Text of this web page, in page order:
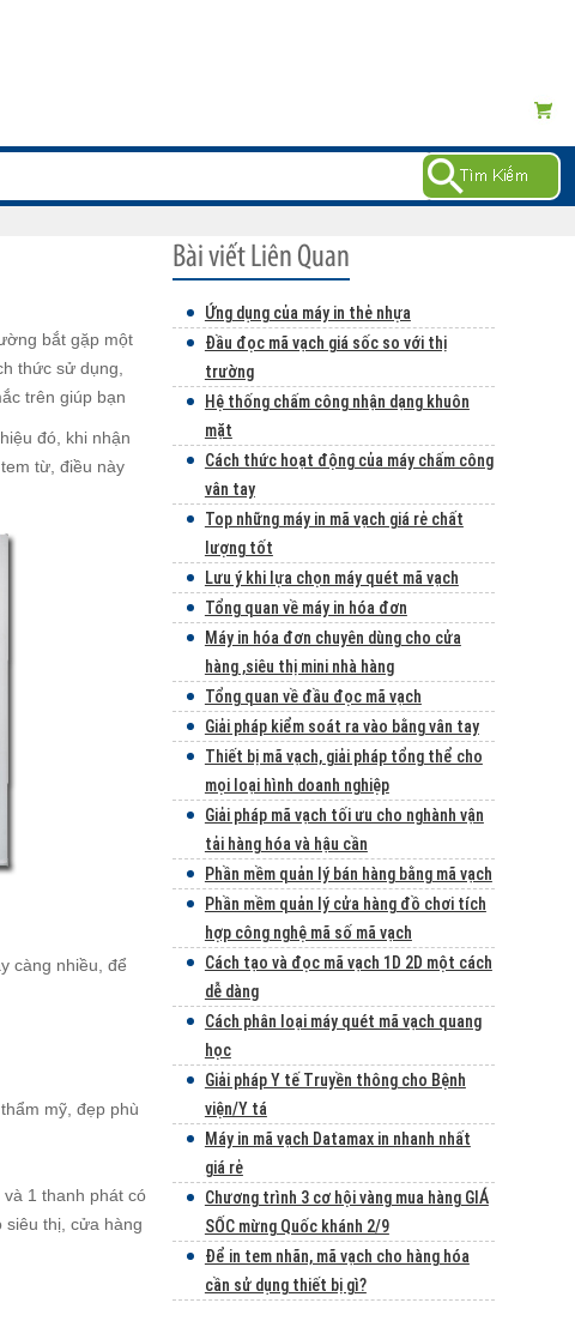
bắt gặp một
thức sử dụng,
trên giúp bạn
đó, khi nhận
từ, điều này
càng nhiều, để
mỹ, đẹp phù
1 thanh phát có
siêu thị, cửa hàng
Ứng dụng của máy in thẻ nhựa
Đầu đọc mã vạch giá sốc so với thị
trường
Hệ thống chấm công nhận dạng khuôn
mặt
Cách thức hoạt động của máy chấm công
vân tay
Top những máy in mã vạch giá rẻ chất
lượng tốt
Lưu ý khi lựa chọn máy quét mã vạch
Tổng quan về máy in hóa đơn
Máy in hóa đơn chuyên dùng cho cửa
hàng ,siêu thị mini nhà hàng
Tổng quan về đầu đọc mã vạch
Giải pháp kiểm soát ra vào bằng vân tay
Thiết bị mã vạch, giải pháp tổng thể cho
mọi loại hình doanh nghiệp
Giải pháp mã vạch tối ưu cho nghành vận
tải hàng hóa và hậu cần
Phần mềm quản lý bán hàng bằng mã vạch
Phần mềm quản lý cửa hàng đồ chơi tích
hợp công nghệ mã số mã vạch
Cách tạo và đọc mã vạch 1D 2D một cách
dễ dàng
Cách phân loại máy quét mã vạch quang
học
Giải pháp Y tế Truyền thông cho Bệnh
viện/Y tá
Máy in mã vạch Datamax in nhanh nhất
giá rẻ
Chương trình 3 cơ hội vàng mua hàng GIÁ
SỐC mừng Quốc khánh 2/9
Để in tem nhãn, mã vạch cho hàng hóa
cần sử dụng thiết bị gì?